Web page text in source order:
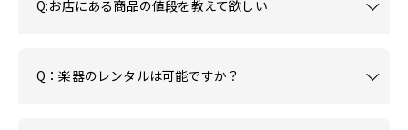
Q:お店にある商品の値段を教えて欲しい
Q：楽器のレンタルは可能ですか？